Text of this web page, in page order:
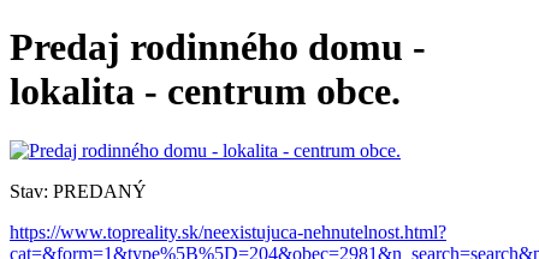
Predaj rodinného domu -
lokalita - centrum obce.
Stav: PREDANÝ
https://www.topreality.sk/neexistujuca-nehnutelnost.html?